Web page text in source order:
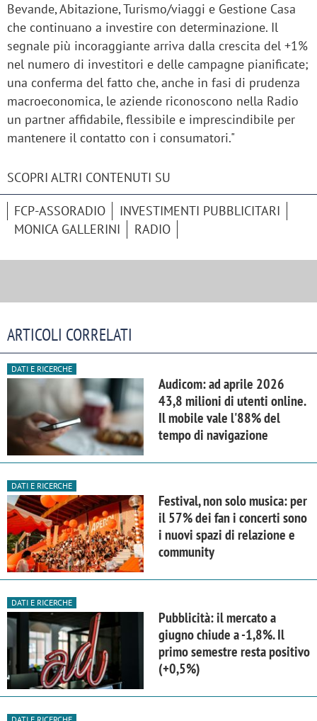
Bevande, Abitazione, Turismo/viaggi e Gestione Casa
che continuano a investire con determinazione. Il
segnale più incoraggiante arriva dalla crescita del +1%
nel numero di investitori e delle campagne pianificate;
una conferma del fatto che, anche in fasi di prudenza
macroeconomica, le aziende riconoscono nella Radio
un partner affidabile, flessibile e imprescindibile per
mantenere il contatto con i consumatori."
SCOPRI ALTRI CONTENUTI SU
FCP-ASSORADIO
INVESTIMENTI PUBBLICITARI
MONICA GALLERINI
RADIO
ARTICOLI CORRELATI
DATI E RICERCHE
Audicom: ad aprile 2026
43,8 milioni di utenti online.
Il mobile vale l'88% del
tempo di navigazione
DATI E RICERCHE
Festival, non solo musica: per
il 57% dei fan i concerti sono
i nuovi spazi di relazione e
community
DATI E RICERCHE
Pubblicità: il mercato a
giugno chiude a -1,8%. Il
primo semestre resta positivo
(+0,5%)